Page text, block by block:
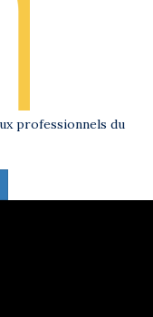
professionnels du